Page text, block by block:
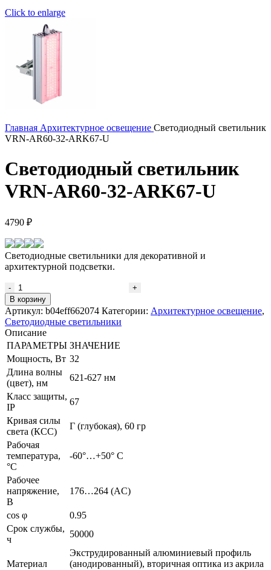
Click to enlarge
Главная Архитектурное освещение Светодиодный светильник
VRN-AR60-32-ARK67-U
Светодиодный светильник
VRN-AR60-32-ARK67-U
4790 ₽
Светодиодные светильники для декоративной и
архитектурной подсветки.
Количество
товара
Светодиодный
светильник
VRN-
AR60-
32-
ARK67-
U
В корзину
Артикул: b04eff662074 Категории: Архитектурное освещение,
Светодиодные светильники
Описание
ПАРАМЕТРЫ ЗНАЧЕНИЕ
Мощность, Вт 32
Длина волны
(цвет), нм
621-627 нм
Класс защиты,
IP
67
Кривая силы
света (КСС)
Г (глубокая), 60 гр
Рабочая
температура,
°C
-60°…+50° С
Рабочее
напряжение,
В
176…264 (AС)
сos φ
0.95
Срок службы,
ч
50000
Материал
Экструдированный алюминиевый профиль
(анодированный), вторичная оптика из акрила